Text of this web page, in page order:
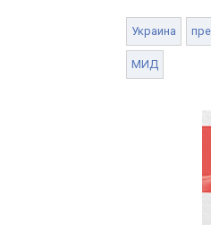
Украина
МИД